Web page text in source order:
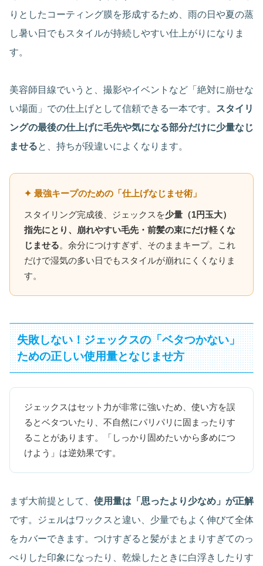
りとしたコーティング膜を形成するため、雨の日や夏の蒸
し暑い日でもスタイルが持続しやすい仕上がりになりま
す。
美容師目線でいうと、撮影やイベントなど「絶対に崩せな
い場面」での仕上げとして信頼できる一本です。
スタイリ
ングの最後の仕上げに毛先や気になる部分だけに少量なじ
ませると、持ちが段違いによくなります。
✦ 最強キープのための「仕上げなじませ術」
スタイリング完成後、ジェックスを少量（1円玉大）
指先にとり、崩れやすい毛先・前髪の束にだけ軽くな
じませる。余分につけすぎず、そのままキープ。これ
だけで湿気の多い日でもスタイルが崩れにくくなりま
す。
失敗しない！ジェックスの「ベタつかない」
ための正しい使用量となじませ方
ジェックスはセット力が非常に強いため、使い方を誤
るとベタついたり、不自然にパリパリに固まったりす
ることがあります。「しっかり固めたいから多めにつ
けよう」は逆効果です。
まず大前提として、 使用量は「思ったより少なめ」が正解
です。ジェルはワックスと違い、少量でもよく伸びて全体
をカバーできます。つけすぎると髪がまとまりすぎてのっ
ぺりした印象になったり、乾燥したときに白浮きしたりす